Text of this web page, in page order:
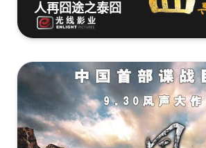
人再囧途之泰囧